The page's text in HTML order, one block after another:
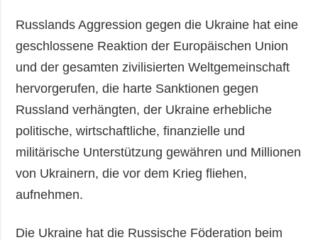
Russlands Aggression gegen die Ukraine hat eine
geschlossene Reaktion der Europäischen Union
und der gesamten zivilisierten Weltgemeinschaft
hervorgerufen, die harte Sanktionen gegen
Russland verhängten, der Ukraine erhebliche
politische, wirtschaftliche, finanzielle und
militärische Unterstützung gewähren und Millionen
von Ukrainern, die vor dem Krieg fliehen,
aufnehmen.
Die Ukraine hat die Russische Föderation beim